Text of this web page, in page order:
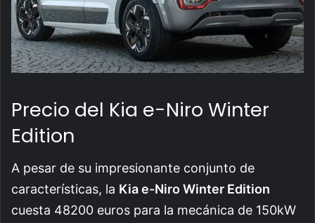
Precio del Kia e-Niro Winter
Edition
A pesar de su impresionante conjunto de
características, la Kia e-Niro Winter Edition
cuesta 48200 euros para la mecánica de 150kW